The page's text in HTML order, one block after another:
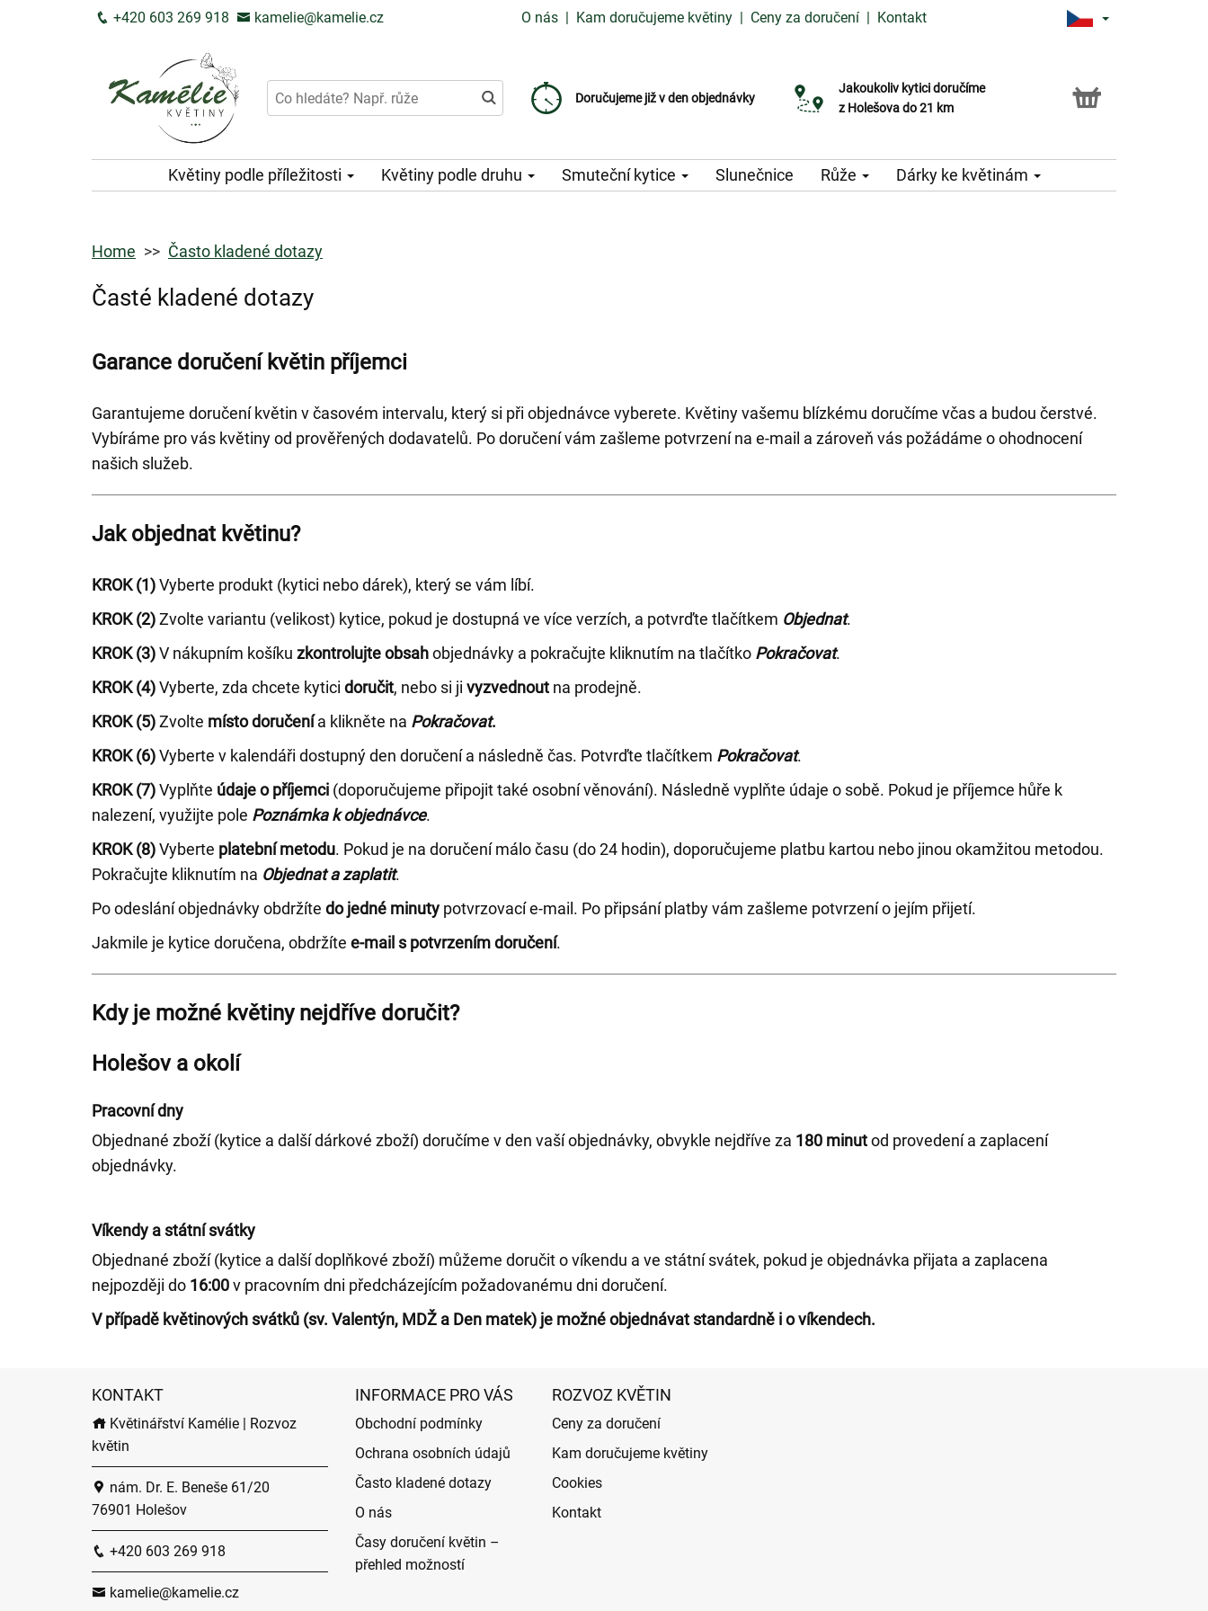
+420 603 269 918 kamelie@kamelie.cz O nás | Kam doručujeme květiny | Ceny za doručení | Kontakt
Doručujeme již v den objednávky
Doručujeme již od 99 Kč
Možný výběr času a dne doručení
Jakoukoliv kytici doručíme
z Holešova do 21 km
Možnost vyzvednout v naší květince
Květiny podle příležitosti Květiny podle druhu Smuteční kytice Slunečnice Růže Dárky ke květinám
Home Často kladené dotazy
Časté kladené dotazy
Garance doručení květin příjemci
Garantujeme doručení květin v časovém intervalu, který si při objednávce vyberete. Květiny vašemu blízkému doručíme včas a budou čerstvé.
Vybíráme pro vás květiny od prověřených dodavatelů. Po doručení vám zašleme potvrzení na e-mail a zároveň vás požádáme o ohodnocení
našich služeb.
Jak objednat květinu?
KROK (1)Vyberte produkt (kytici nebo dárek), který se vám líbí.
KROK (2)Zvolte variantu (velikost) kytice, pokud je dostupná ve více verzích, a potvrďte tlačítkem Objednat.
KROK (3)V nákupním košíku zkontrolujte obsahobjednávky a pokračujte kliknutím na tlačítko Pokračovat.
KROK (4)Vyberte, zda chcete kytici doručit, nebo si ji vyzvednout na prodejně.
KROK (5)Zvolte místo doručenía klikněte na Pokračovat.
KROK (6)Vyberte v kalendáři dostupný den doručení a následně čas. Potvrďte tlačítkem Pokračovat.
KROK (7)Vyplňte údaje o příjemci (doporučujeme připojit také osobní věnování). Následně vyplňte údaje o sobě. Pokud je příjemce hůře k
nalezení, využijte pole Poznámka k objednávce.
KROK (8)Vyberte platební metodu. Pokud je na doručení málo času (do 24 hodin), doporučujeme platbu kartou nebo jinou okamžitou metodou.
Pokračujte kliknutím na Objednat a zaplatit.
Po odeslání objednávky obdržíte do jedné minuty potvrzovací e-mail. Po připsání platby vám zašleme potvrzení o jejím přijetí.
Jakmile je kytice doručena, obdržíte e-mail s potvrzením doručení.
Kdy je možné květiny nejdříve doručit?
Holešov a okolí
Pracovní dny
Objednané zboží (kytice a další dárkové zboží) doručíme v den vaší objednávky, obvykle nejdříve za 180 minutod provedení a zaplacení
objednávky.
Víkendy a státní svátky
Objednané zboží (kytice a další doplňkové zboží) můžeme doručit o víkendu a ve státní svátek, pokud je objednávka přijata a zaplacena
nejpozději do 16:00v pracovním dni předcházejícím požadovanému dni doručení.
V případě květinových svátků (sv. Valentýn, MDŽ a Den matek) je možné objednávat standardně i o víkendech.
KONTAKT
Květinářství Kamélie | Rozvoz
květin
nám. Dr. E. Beneše 61/20
76901 Holešov
+420 603 269 918
kamelie@kamelie.cz
INFORMACE PRO VÁS
Obchodní podmínky
Ochrana osobních údajů
Často kladené dotazy
O nás
Časy doručení květin –
přehled možností
ROZVOZ KVĚTIN
Ceny za doručení
Kam doručujeme květiny
Cookies
Kontakt